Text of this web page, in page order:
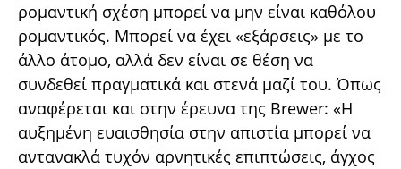
ρομαντική σχέση μπορεί να μην είναι καθόλου
ρομαντικός. Μπορεί να έχει «εξάρσεις» με το
άλλο άτομο, αλλά δεν είναι σε θέση να
συνδεθεί πραγματικά και στενά μαζί του. Όπως
αναφέρεται και στην έρευνα της Brewer: «Η
αυξημένη ευαισθησία στην απιστία μπορεί να
αντανακλά τυχόν αρνητικές επιπτώσεις, άγχος